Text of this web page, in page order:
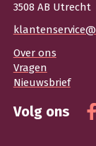
3508 AB Utrecht
Over ons
Vragen
Nieuwsbrief
Volg ons